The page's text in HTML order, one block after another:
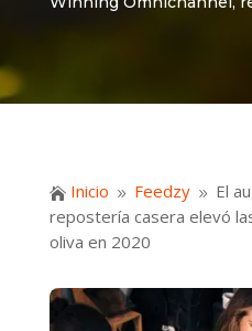
 Inicio 9 Feedzy 9 El
repostería casera elevó
oliva en 2020